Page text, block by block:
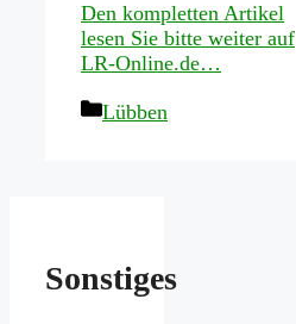
Den kompletten Artikel
lesen Sie bitte weiter auf
LR-Online.de…
Kategorien
Lübben
Sonstiges